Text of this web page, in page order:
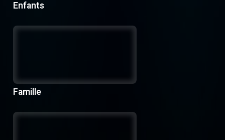
Enfants
Famille